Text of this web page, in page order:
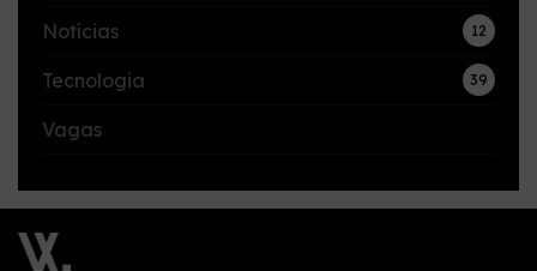
Notícias 12
Tecnologia 39
Vagas